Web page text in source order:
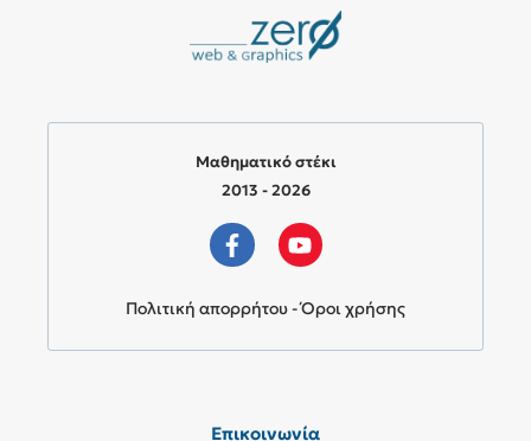
Μαθηματικό στέκι
2013 - 2026
Πολιτική απορρήτου - Όροι χρήσης
Επικοινωνία